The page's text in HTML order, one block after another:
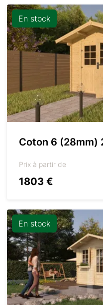
En stock
Coton 6 (28mm)
Prix à partir de
1803 €
En stock